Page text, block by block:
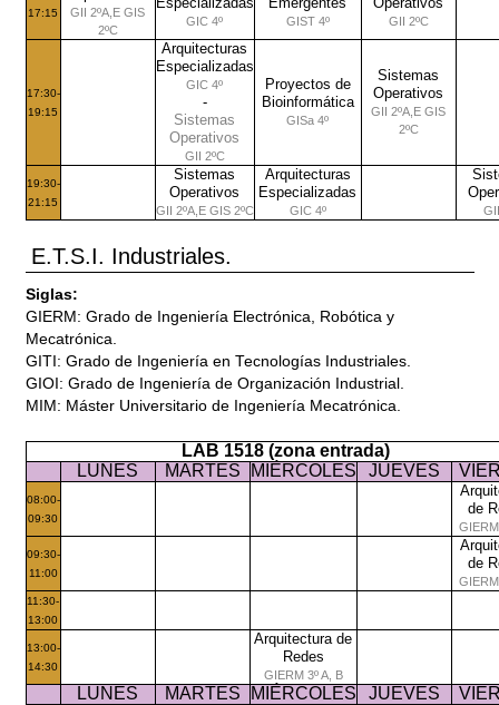
17:15
GII 2ºA,E GIS
2ºC
GIC 4º GIST 4º GII 2ºC
17:30-
19:15
Arquitecturas
Especializadas
GIC 4º
-
Sistemas
Operativos
GII 2ºC
Proyectos de
Bioinformática
GISa 4º
Sistemas
Operativos
GII 2ºA,E GIS
2ºC
19:30-
21:15
Sistemas
Operativos
GII 2ºA,E GIS 2ºC
Arquitecturas
Especializadas
GIC 4º
E.T.S.I. Industriales.
Siglas:
GIERM: Grado de Ingeniería Electrónica, Robótica y
Mecatrónica.
GITI: Grado de Ingeniería en Tecnologías Industriales.
GIOI: Grado de Ingeniería de Organización Industrial.
MIM: Máster Universitario de Ingeniería Mecatrónica.
LAB 1518 (zona entrada)
LUNES
MARTES MIÉRCOLES JUEVES
08:00-
09:30
de
09:30-
11:00
de
11:30-
13:00
13:00-
14:30
Arquitectura de
Redes
GIERM 3º A, B
LUNES MARTES MIÉRCOLES JUEVES